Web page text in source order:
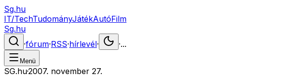
Sg.hu
IT/TechTudományJátékAutóFilm
Sg.hu
·fórum·RSS·hírlevél· ·...
Menü
SG.hu·2007. november 27.